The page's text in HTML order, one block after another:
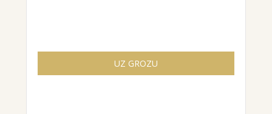
UZ GROZU